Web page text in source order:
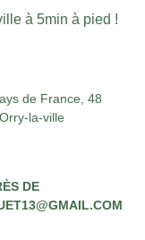
à 5min à pied !
de France, 48
la-ville
DE